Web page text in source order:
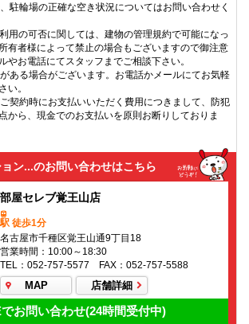
駐輪場の正確な空き状況についてはお問い合わせく
用の可否に関しては、建物の管理規約で可能になっ
有者様によって禁止の場合もございますので御注意
やお電話にてスタッフまでご相談下さい。
ある場合がございます。お電話かメールにてお気軽
い。
契約時にお支払いいただく費用につきまして、防犯
から、現金でのお支払いを原則お断りしておりま
ン...のお問い合わせはこちら
部屋セレブ覚王山店
駅 徒歩1分
名古屋市千種区覚王山通9丁目18
営業時間：10:00～18:30
TEL：052-757-5577 FAX：052-757-5588
MAP 店舗詳細
お問い合わせ(24時間受付中)